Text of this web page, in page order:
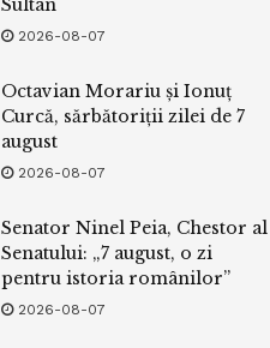
Sultan
2026-08-07
Octavian Morariu și Ionuț
Curcă, sărbătoriții zilei de 7
august
2026-08-07
Senator Ninel Peia, Chestor al
Senatului: „7 august, o zi
pentru istoria românilor”
2026-08-07